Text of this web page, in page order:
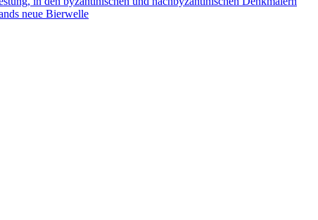
neue Bierwelle